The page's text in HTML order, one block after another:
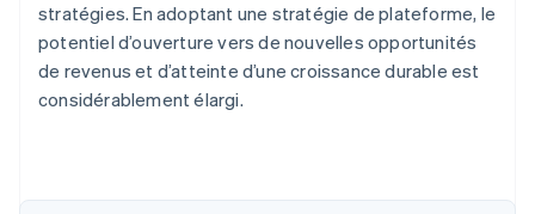
stratégies. En adoptant une stratégie de plateforme, le
potentiel d’ouverture vers de nouvelles opportunités
de revenus et d’atteinte d’une croissance durable est
considérablement élargi.
DeutschEnglish